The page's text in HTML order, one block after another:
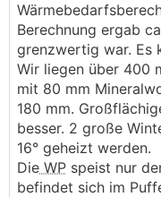
Berechnung ergab
grenzwertig war. Es
Wir liegen über 400
mit 80 mm
180 mm.
besser. 2 große
16° geheizt werden.
Die WP speist nur
befindet sich im